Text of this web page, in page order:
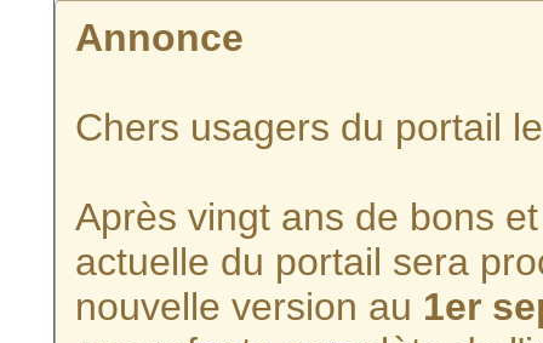
Annonce
Chers usagers du portail
Après vingt ans de bons
actuelle du portail sera
nouvelle version au 1er